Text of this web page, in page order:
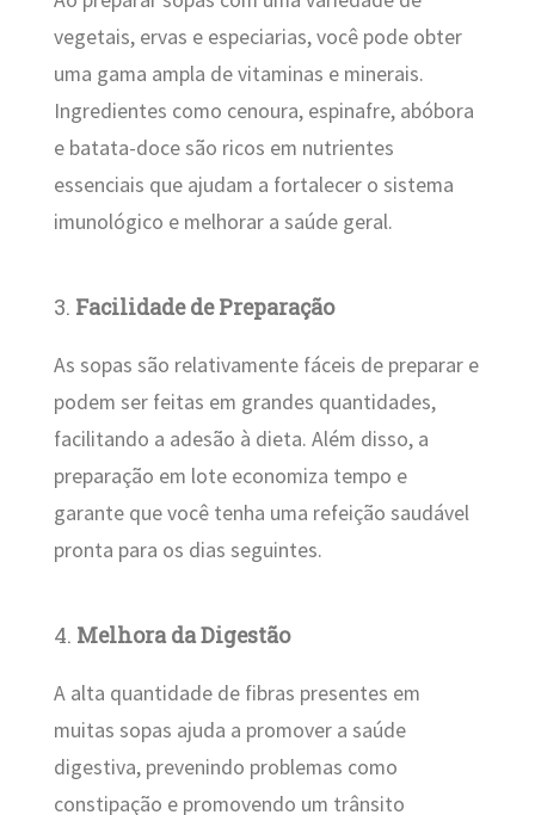
vegetais, ervas e especiarias, você pode obter
uma gama ampla de vitaminas e minerais.
Ingredientes como cenoura, espinafre, abóbora
e batata-doce são ricos em nutrientes
essenciais que ajudam a fortalecer o sistema
imunológico e melhorar a saúde geral.
3. Facilidade de Preparação
As sopas são relativamente fáceis de preparar e
podem ser feitas em grandes quantidades,
facilitando a adesão à dieta. Além disso, a
preparação em lote economiza tempo e
garante que você tenha uma refeição saudável
pronta para os dias seguintes.
4. Melhora da Digestão
A alta quantidade de fibras presentes em
muitas sopas ajuda a promover a saúde
digestiva, prevenindo problemas como
constipação e promovendo um trânsito